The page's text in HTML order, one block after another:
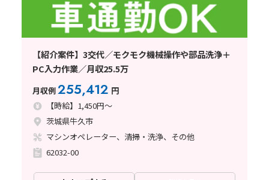
【紹介案件】3交代／モクモク機械操作や部品洗浄＋
PC入力作業／月収25.5万
月収例255,412 円
【時給】1,450円～
茨城県牛久市
マシンオペレーター、清掃・洗浄、その他
62032-00